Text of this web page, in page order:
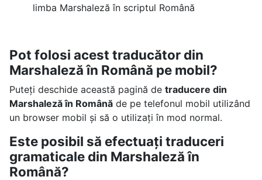
limba Marshaleză în scriptul Română
Pot folosi acest traducător din
Marshaleză în Română pe mobil?
Puteți deschide această pagină de traducere din
Marshaleză în Românăde pe telefonul mobil utilizând
un browser mobil și să o utilizați în mod normal.
Este posibil să efectuați traduceri
gramaticale din Marshaleză în
Română?